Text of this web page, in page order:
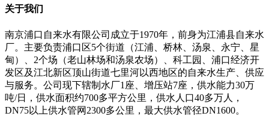
关于我们
南京浦口自来水有限公司成立于1970年，前身为江浦县自来水
厂。主要负责浦口区5个街道（江浦、桥林、汤泉、永宁、星
甸）、2个场（老山林场和汤泉农场）、科工园、浦口经济开
发区及江北新区顶山街道七里河以西地区的自来水生产、供应
与服务。公司现下辖制水厂1座、增压站7座，供水能力30万
吨/日，供水面积约700多平方公里，供水人口40多万人，
DN75以上供水管网2300多公里，最大供水管径DN1600。